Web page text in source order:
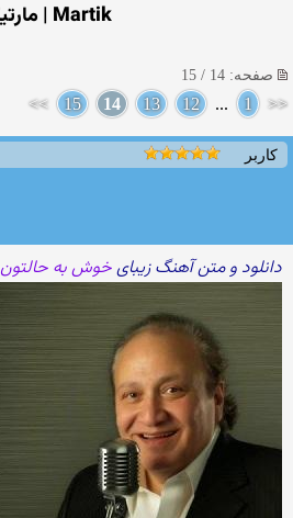
Martik | مارتیک
صفحه: 14 / 15
<<
1
...
12
13
14
15
>>
کاربر
دانلود و متن آهنگ زیبایخوش به حالتون